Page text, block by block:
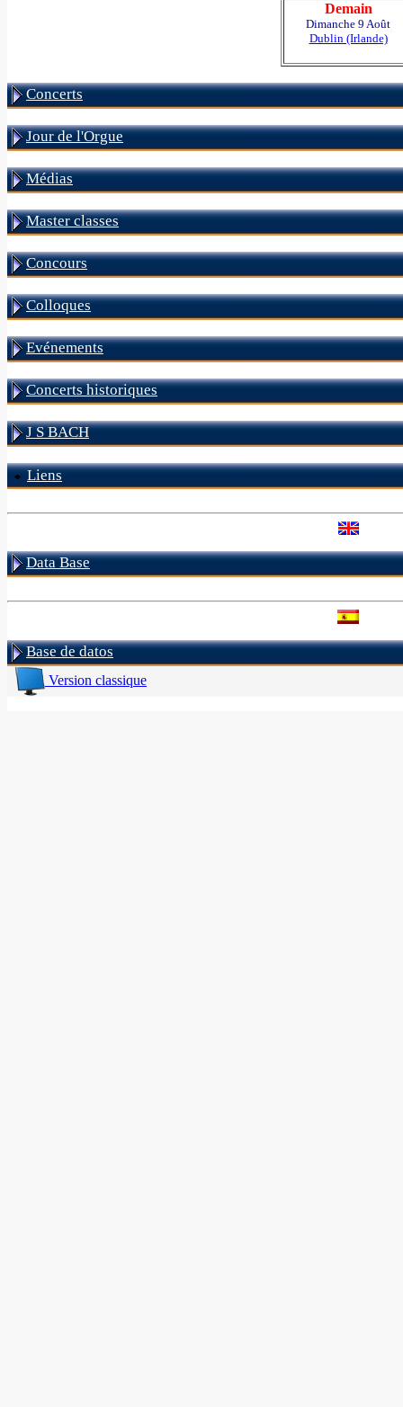
Demain
Dimanche 9 Août
Dublin (Irlande)
Concerts
Jour de l'Orgue
Médias
Master classes
Concours
Colloques
Evénements
Concerts historiques
J S BACH
Liens
Data Base
Base de datos
Version classique